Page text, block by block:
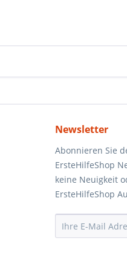
Newsletter
Abonnieren Sie
ErsteHilfeShop
keine Neuigkeit
ErsteHilfeShop